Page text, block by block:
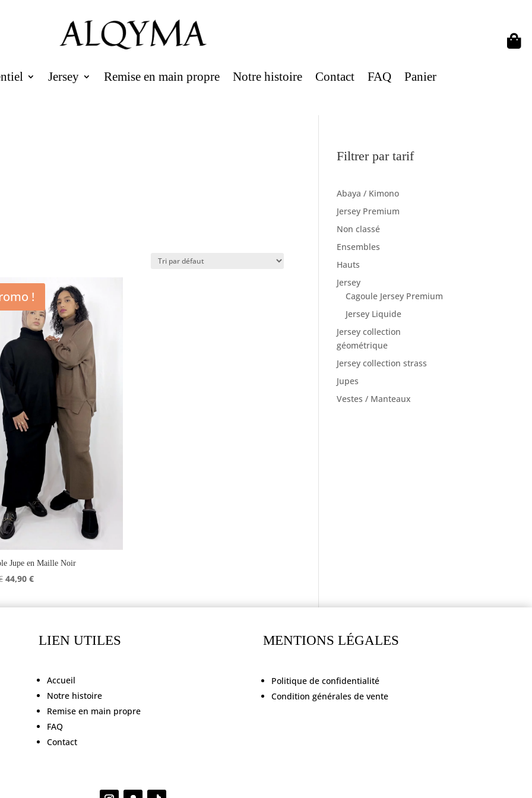

Jersey Remise en main propre Notre histoire Contact FAQ Panier
!
Jupe en Maille Noir
Le
initial
44,90 €Le
actuel
Filtrer par tarif
Abaya / Kimono
Jersey Premium
Non classé
Ensembles
Hauts
Jersey
Cagoule Jersey Premium
Jersey Liquide
Jersey collection
géométrique
Jersey collection strass
Jupes
Vestes / Manteaux
LIEN UTILES
Accueil
Notre histoire
Remise en main propre
FAQ
Contact
MENTIONS LÉGALES
Politique de confidentialité
Condition générales de vente